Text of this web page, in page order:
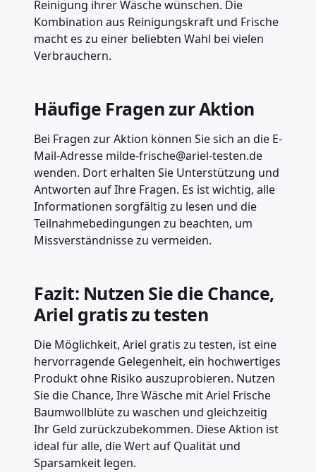
Reinigung ihrer Wäsche wünschen. Die
Kombination aus Reinigungskraft und Frische
macht es zu einer beliebten Wahl bei vielen
Verbrauchern.
Häufige Fragen zur Aktion
Bei Fragen zur Aktion können Sie sich an die E-
Mail-Adresse milde-frische@ariel-testen.de
wenden. Dort erhalten Sie Unterstützung und
Antworten auf Ihre Fragen. Es ist wichtig, alle
Informationen sorgfältig zu lesen und die
Teilnahmebedingungen zu beachten, um
Missverständnisse zu vermeiden.
Fazit: Nutzen Sie die Chance,
Ariel gratis zu testen
Die Möglichkeit, Ariel gratis zu testen, ist eine
hervorragende Gelegenheit, ein hochwertiges
Produkt ohne Risiko auszuprobieren. Nutzen
Sie die Chance, Ihre Wäsche mit Ariel Frische
Baumwollblüte zu waschen und gleichzeitig
Ihr Geld zurückzubekommen. Diese Aktion ist
ideal für alle, die Wert auf Qualität und
Sparsamkeit legen.